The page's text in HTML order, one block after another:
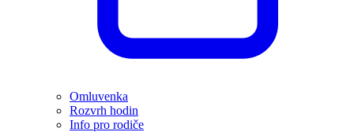
Omluvenka
Rozvrh hodin
Info pro rodiče